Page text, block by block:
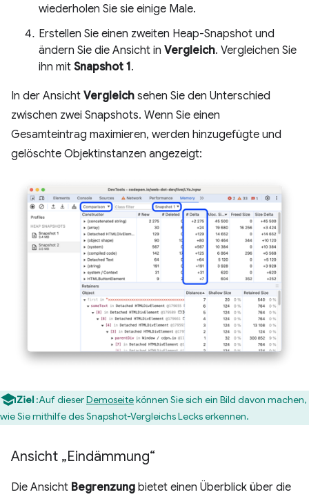
wiederholen Sie sie einige Male.
Erstellen Sie einen zweiten Heap-Snapshot und
ändern Sie die Ansicht in Vergleich. Vergleichen Sie
ihn mit Snapshot 1.
In der Ansicht Vergleich sehen Sie den Unterschied
zwischen zwei Snapshots. Wenn Sie einen
Gesamteintrag maximieren, werden hinzugefügte und
gelöschte Objektinstanzen angezeigt:
Ziel :Auf dieserDemoseitekönnen Sie sich ein Bild davon machen,
wie Sie mithilfe des Snapshot-Vergleichs Lecks erkennen.
Ansicht „Eindämmung“
Die Ansicht Begrenzung bietet einen Überblick über die